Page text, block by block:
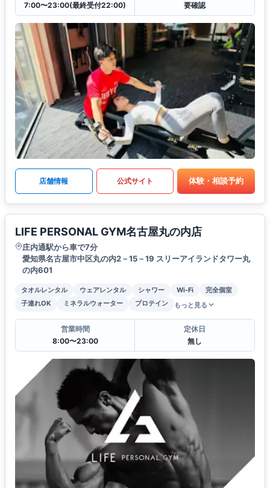
7:00〜23:00(最終受付22:00)
要確認
店舗情報 公式サイト 体験・相談予約
LIFE PERSONAL GYM名古屋丸の内店
庄内通駅から車で7分
愛知県名古屋市中区丸の内2－15－19 スリーアイランドタワー丸
の内601
タオルレンタル ウェアレンタル シャワー Wi-Fi
完全個室
子連れOK
ミネラルウォーター プロテイン もっと見る
営業時間
8:00〜23:00
定休日
無し